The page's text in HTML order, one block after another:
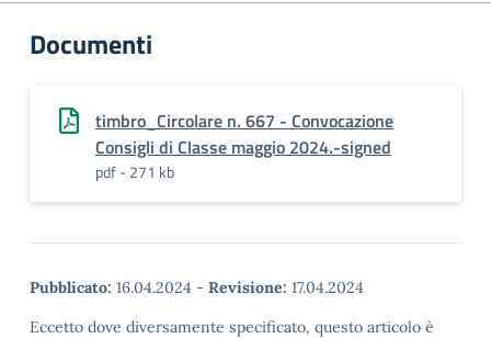
Documenti
timbro_Circolare n. 667 - Convocazione
Consigli di Classe maggio 2024.-signed
pdf - 271 kb
Pubblicato: 16.04.2024 - Revisione: 17.04.2024
Eccetto dove diversamente specificato, questo articolo è